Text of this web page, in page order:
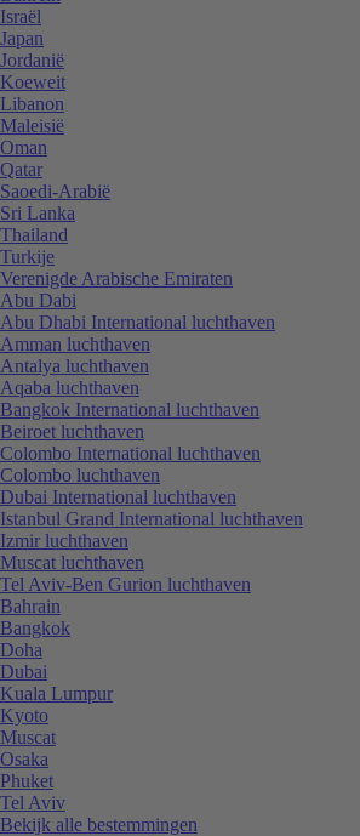
Israël
Japan
Jordanië
Koeweit
Libanon
Maleisië
Oman
Qatar
Saoedi-Arabië
Sri Lanka
Thailand
Turkije
Verenigde Arabische Emiraten
Abu Dabi
Abu Dhabi International luchthaven
Amman luchthaven
Antalya luchthaven
Aqaba luchthaven
Bangkok International luchthaven
Beiroet luchthaven
Colombo International luchthaven
Colombo luchthaven
Dubai International luchthaven
Istanbul Grand International luchthaven
Izmir luchthaven
Muscat luchthaven
Tel Aviv-Ben Gurion luchthaven
Bahrain
Bangkok
Doha
Dubai
Kuala Lumpur
Kyoto
Muscat
Osaka
Phuket
Tel Aviv
Bekijk alle bestemmingen